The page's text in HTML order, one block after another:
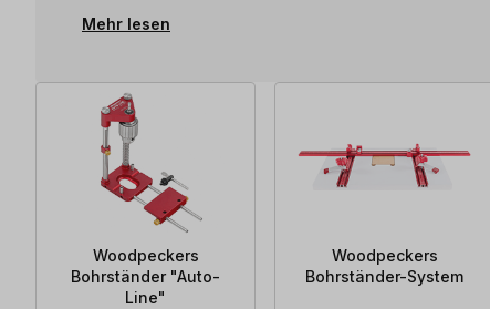
Mehr lesen
Woodpeckers
Bohrständer "Auto-
Line"
Woodpeckers
Bohrständer-System